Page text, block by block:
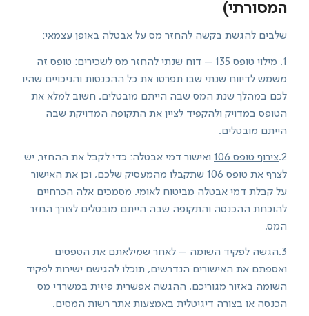
המסורתי)
שלבים להגשת בקשה להחזר מס על אבטלה באופן עצמאי:
1. מילוי טופס 135
– דוח שנתי להחזר מס לשכירים: טופס זה
משמש לדיווח שנתי שבו תפרטו את כל ההכנסות והניכויים שהיו
לכם במהלך שנת המס שבה הייתם מובטלים. חשוב למלא את
הטופס במדויק ולהקפיד לציין את התקופה המדויקת שבה
הייתם מובטלים.
2. צירוף טופס 106
ואישור דמי אבטלה: כדי לקבל את ההחזר, יש
לצרף את טופס 106 שתקבלו מהמעסיק שלכם, וכן את האישור
על קבלת דמי אבטלה מביטוח לאומי. מסמכים אלה הכרחיים
להוכחת ההכנסה והתקופה שבה הייתם מובטלים לצורך החזר
המס.
3.הגשה לפקיד השומה – לאחר שמילאתם את הטפסים
ואספתם את האישורים הנדרשים, תוכלו להגישם ישירות לפקיד
השומה באזור מגוריכם. ההגשה אפשרית פיזית במשרדי מס
הכנסה או בצורה דיגיטלית באמצעות אתר רשות המסים.